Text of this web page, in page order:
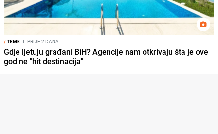
/TEME I PRIJE 2 DANA
Gdje ljetuju građani BiH? Agencije nam otkrivaju šta je ove
godine "hit destinacija"